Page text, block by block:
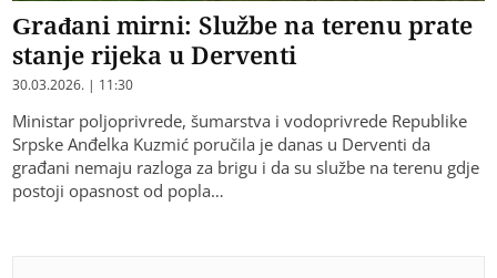
Građani mirni: Službe na terenu prate
stanje rijeka u Derventi
30.03.2026. | 11:30
Ministar poljoprivrede, šumarstva i vodoprivrede Republike
Srpske Anđelka Kuzmić poručila je danas u Derventi da
građani nemaju razloga za brigu i da su službe na terenu gdje
postoji opasnost od popla…